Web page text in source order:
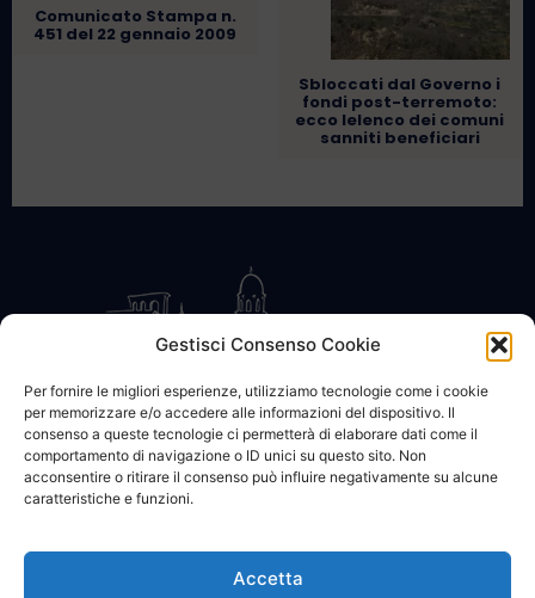
Gestisci Consenso Cookie
Per fornire le migliori esperienze, utilizziamo tecnologie come i cookie
per memorizzare e/o accedere alle informazioni del dispositivo. Il
consenso a queste tecnologie ci permetterà di elaborare dati come il
comportamento di navigazione o ID unici su questo sito. Non
acconsentire o ritirare il consenso può influire negativamente su alcune
caratteristiche e funzioni.
Accetta
Comunicato Stampa n.
451 del 22 gennaio 2009
Sbloccati dal Governo i
fondi post-terremoto:
ecco lelenco dei comuni
sanniti beneficiari
CONTATTACI COOKIE POLICY PRIVACY
© 2002 - 2026 SanBartolomeo.info :::: powered by Go Web snc |